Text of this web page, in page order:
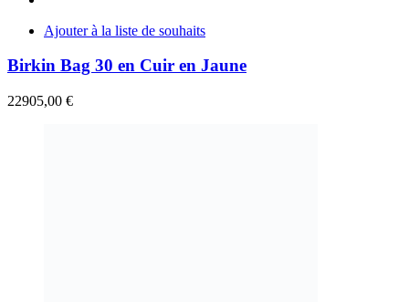
Ajouter à la liste de souhaits
Birkin Bag 30 en Cuir en Jaune
22905,00 €